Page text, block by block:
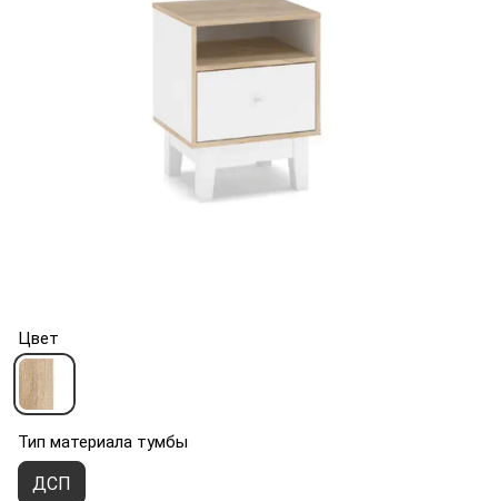
Цвет
Тип материала тумбы
ДСП